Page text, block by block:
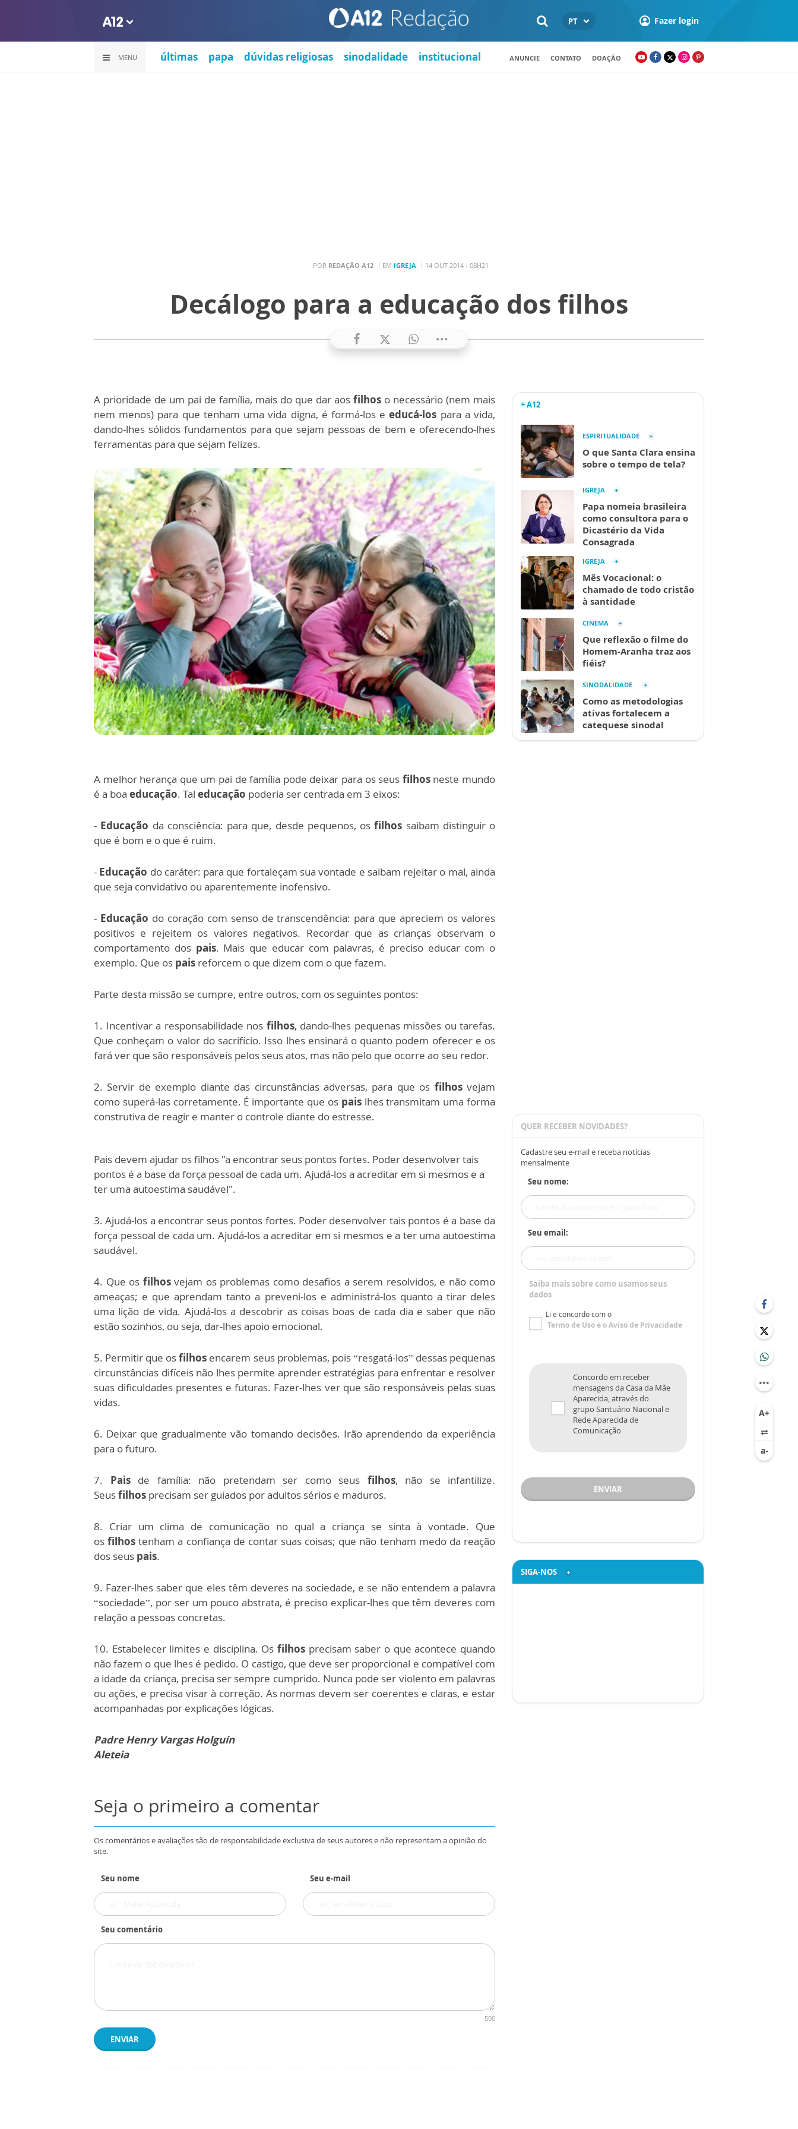
PT Fazer login
MENU últimas papa dúvidas religiosas sinodalidade institucional ANUNCIE CONTATO DOAÇÃO
POR REDAÇÃO A12 EM IGREJA 14 OUT 2014 - 08H21
Decálogo para a educação dos filhos
A prioridade de um pai de família, mais do que dar aos filhos o necessário (nem mais
nem menos) para que tenham uma vida digna, é formá-los eeducá-los para a vida,
dando-lhes sólidos fundamentos para que sejam pessoas de bem e oferecendo-lhes
ferramentas para que sejam felizes.
A melhor herança que um pai de família pode deixar para os seus filhosneste mundo
é a boa educação. Tal educação poderia ser centrada em 3 eixos:
- Educação da consciência: para que, desde pequenos, osfilhos saibam distinguir o
que é bom e o que é ruim.
- Educação do caráter: para que fortaleçam sua vontade e saibam rejeitar o mal, ainda
que seja convidativo ou aparentemente inofensivo.
- Educação do coração com senso de transcendência: para que apreciem os valores
positivos e rejeitem os valores negativos. Recordar que as crianças observam o
comportamento dos pais. Mais que educar com palavras, é preciso educar com o
exemplo. Que os pais reforcem o que dizem com o que fazem.
Parte desta missão se cumpre, entre outros, com os seguintes pontos:
1. Incentivar a responsabilidade nos filhos, dando-lhes pequenas missões ou tarefas.
Que conheçam o valor do sacrifício. Isso lhes ensinará o quanto podem oferecer e os
fará ver que são responsáveis pelos seus atos, mas não pelo que ocorre ao seu redor.
2. Servir de exemplo diante das circunstâncias adversas, para que os filhosvejam
como superá-las corretamente. É importante que os paislhes transmitam uma forma
construtiva de reagir e manter o controle diante do estresse.
Pais devem ajudar os filhos "a encontrar seus pontos fortes. Poder desenvolver tais
pontos é a base da força pessoal de cada um. Ajudá-los a acreditar em si mesmos e a
ter uma autoestima saudável".
3. Ajudá-los a encontrar seus pontos fortes. Poder desenvolver tais pontos é a base da
força pessoal de cada um. Ajudá-los a acreditar em si mesmos e a ter uma autoestima
saudável.
4. Que os filhosvejam os problemas como desafios a serem resolvidos, e não como
ameaças; e que aprendam tanto a preveni-los e administrá-los quanto a tirar deles
uma lição de vida. Ajudá-los a descobrir as coisas boas de cada dia e saber que não
estão sozinhos, ou seja, dar-lhes apoio emocional.
5. Permitir que osfilhos encarem seus problemas, pois “resgatá-los” dessas pequenas
circunstâncias difíceis não lhes permite aprender estratégias para enfrentar e resolver
suas dificuldades presentes e futuras. Fazer-lhes ver que são responsáveis pelas suas
vidas.
6. Deixar que gradualmente vão tomando decisões. Irão aprendendo da experiência
para o futuro.
7. Paisde família: não pretendam ser como seus filhos, não se infantilize.
Seusfilhos precisam ser guiados por adultos sérios e maduros.
8. Criar um clima de comunicação no qual a criança se sinta à vontade. Que
osfilhos tenham a confiança de contar suas coisas; que não tenham medo da reação
dos seus pais.
9. Fazer-lhes saber que eles têm deveres na sociedade, e se não entendem a palavra
“sociedade”, por ser um pouco abstrata, é preciso explicar-lhes que têm deveres com
relação a pessoas concretas.
10. Estabelecer limites e disciplina. Os filhos precisam saber o que acontece quando
não fazem o que lhes é pedido. O castigo, que deve ser proporcional e compatível com
a idade da criança, precisa ser sempre cumprido. Nunca pode ser violento em palavras
ou ações, e precisa visar à correção. As normas devem ser coerentes e claras, e estar
acompanhadas por explicações lógicas.
Padre Henry Vargas Holguín
Aleteia
Seja o primeiro a comentar
Os comentários e avaliações são de responsabilidade exclusiva de seus autores e não representam a opinião do
site.
Seu nome Seu e-mail
Seu comentário
500
ENVIAR
+ A12
ESPIRITUALIDADE
O que Santa Clara ensina
sobre o tempo de tela?
IGREJA
Papa nomeia brasileira
como consultora para o
Dicastério da Vida
Consagrada
IGREJA
Mês Vocacional: o
chamado de todo cristão
à santidade
CINEMA
Que reflexão o filme do
Homem-Aranha traz aos
fiéis?
SINODALIDADE
Como as metodologias
ativas fortalecem a
catequese sinodal
QUER RECEBER NOVIDADES?
Cadastre seu e-mail e receba notícias
mensalmente
Seu nome:
Seu email:
Saiba mais sobre como usamos seus
dados
Li e concordo com o
Termo de Usoe oAviso de Privacidade
Concordo em receber
mensagens da Casa da Mãe
Aparecida, através do
grupo Santuário Nacional e
Rede Aparecida de
Comunicação
ENVIAR
SIGA-NOS